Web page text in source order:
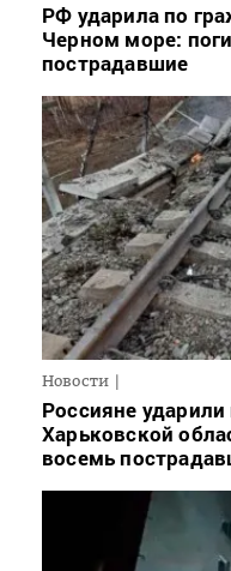
РФ ударила по
Черном море:
пострадавшие
Новости
Россияне
Харьковской
восемь